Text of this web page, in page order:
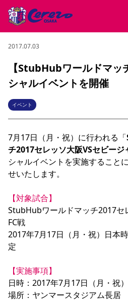
試合・チーム
試合について
試合日程 / 結果
チームについて
選手・スタッフ スケジュール メディ
アカデミー
ハナサカプレーヤー 歴代
観戦する
チケット
チケット情報 販売スケジュール 価格
シーズンシート
法人シーズンシート
特定興行入場券
譲渡サービス リセー
観戦ガイド
観戦マナー&ルール
スタジアム
YANMAR HANASAKA STADIUM
DAZNで観戦
アウェイツアー
クラブを知る
セレッソ大阪について
クラブ紹介 沿革
パートナー企業募集中 セレッソ大阪
セレッソアイデアちょうだいな 応援商
Lise（ライセンスビジネス）
活動レポート
スポーツクラブ
ファンクラブ
SAKURA SOCIO SAKURA POINT
まいセレチケット
会員規定 婚姻届・
ニュース
すべて チーム グッズ チケット イ
レディース
2017.07.03
【StubHubワールドマッ
シャルイベントを開催
イベント
7月17日（月・祝）に行われる「
チ2017セレッソ大阪VSセビージ
シャルイベントを実施すること
せいたします。
【対象試合】
StubHubワールドマッチ2017セ
FC戦
2017年7月17日（月・祝）日本
定
【実施事項】
日時：2017年7月17日（月・祝
場所：ヤンマースタジアム長居